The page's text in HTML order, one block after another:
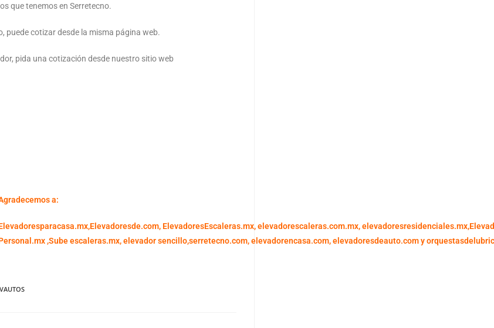
que tenemos en Serretecno.
puede cotizar desde la misma página web.
pida una cotización desde nuestro sitio web
a:
Elevadoresde.com, ElevadoresEscaleras.mx,elevadorescaleras.com.mx,elevadoresresidenciales.mx,
,Sube escaleras.mx,elevador sencillo,serretecno.com, elevadorencasa.com, elevadoresdeauto.comy